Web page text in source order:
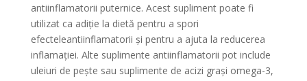
antiinflamatorii puternice. Acest supliment poate fi
utilizat ca adiție la dietă pentru a spori
efecteleantiinflamatorii și pentru a ajuta la reducerea
inflamației. Alte suplimente antiinflamatorii pot include
uleiuri de pește sau suplimente de acizi grași omega-3,